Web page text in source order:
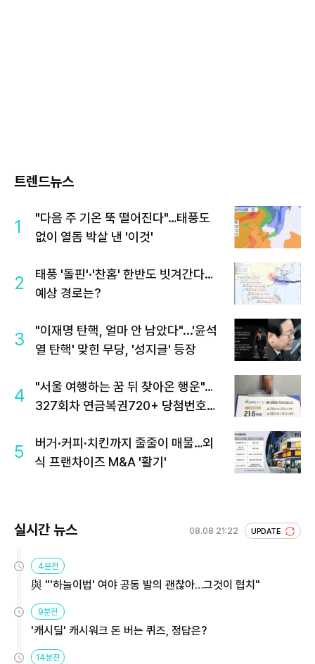
트렌드뉴스
1
"다음 주 기온 뚝 떨어진다"…태풍도
없이 열돔 박살 낸 '이것'
2
태풍 '돌핀'·'찬홈' 한반도 빗겨간다…
예상 경로는?
3
"이재명 탄핵, 얼마 안 남았다"...'윤석
열 탄핵' 맞힌 무당, '성지글' 등장
4
"서울 여행하는 꿈 뒤 찾아온 행운"…
327회차 연금복권720+ 당첨번호조
5
버거·커피·치킨까지 줄줄이 매물…외
식 프랜차이즈 M&A '활기'
실시간 뉴스 08.08 21:22 UPDATE
4분전
與 "'하늘이법' 여야 공동 발의 괜찮아…그것이 협치"
9분전
'캐시딜' 캐시워크 돈 버는 퀴즈, 정답은?
14분전